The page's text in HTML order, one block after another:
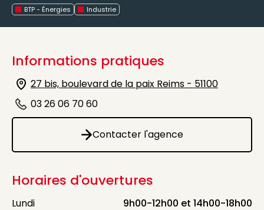
BTP - Énergies Industrie
Informations pratiques
Icône d'illustration
27 bis, boulevard de la paix Reims - 51100
Icône d'illustration
03 26 06 70 60
Contacter l'agence
Contacter l'agence
Horaires d'ouvertures
Lundi
9h00-12h00 et 14h00-18h00